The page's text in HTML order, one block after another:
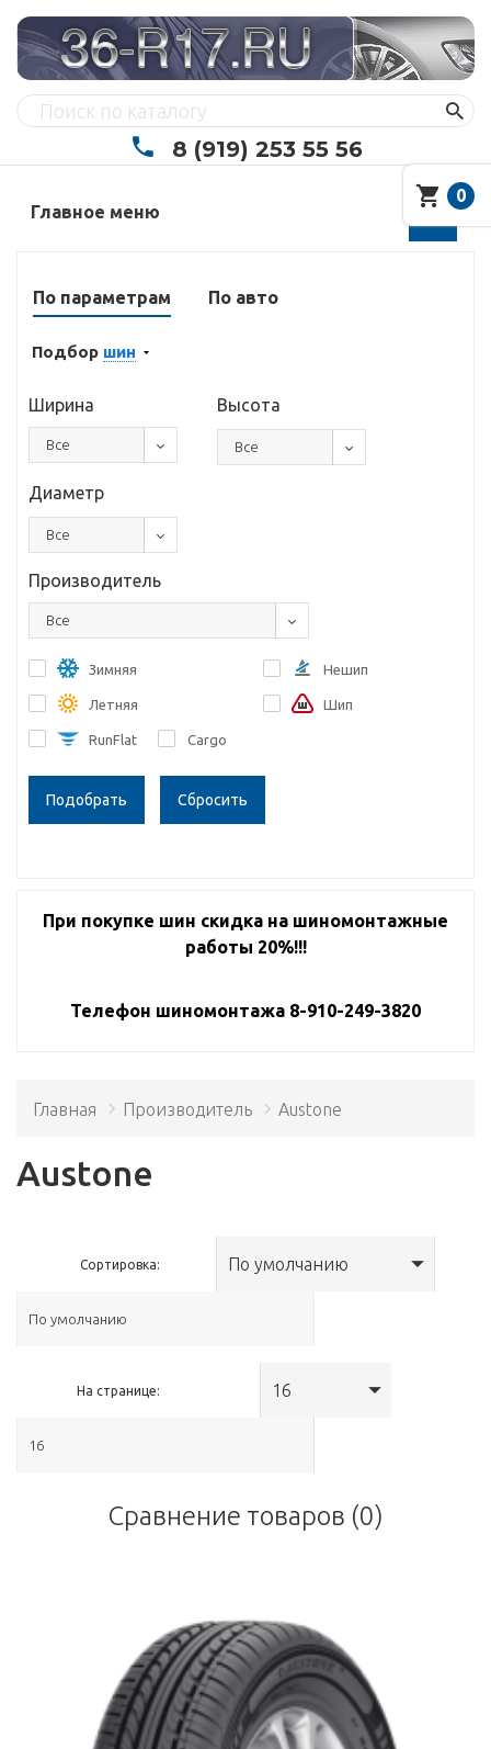
8 (919) 253 55 56
Главное меню
По параметрам По авто
Подбор шин
Ширина
Все
Высота
Все
Диаметр
Все
Производитель
Все
Зимняя
Летняя
RunFlat Cargo
Нешип
Шип
Сбросить
При покупке шин скидка на шиномонтажные
работы 20%!!!
Телефон шиномонтажа 8-910-249-3820
Главная Производитель Austone
Austone
Сортировка: По умолчанию
На странице: 16
Сравнение товаров (0)
0